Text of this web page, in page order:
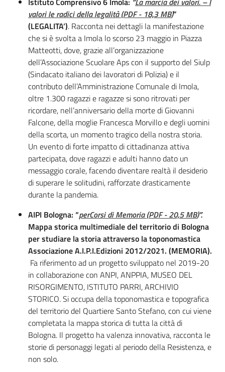
valori le radici della legalità(PDF- 18,3 MB)”
(LEGALITA’). Racconta nei dettagli la manifestazione
che si è svolta a Imola lo scorso 23 maggio in Piazza
Matteotti, dove, grazie all’organizzazione
dell’Associazione Scuolare Aps con il supporto del Siulp
(Sindacato italiano dei lavoratori di Polizia) e il
contributo dell’Amministrazione Comunale di Imola,
oltre 1.300 ragazzi e ragazze si sono ritrovati per
ricordare, nell’anniversario della morte di Giovanni
Falcone, della moglie Francesca Morvillo e degli uomini
della scorta, un momento tragico della nostra storia.
Un evento di forte impatto di cittadinanza attiva
partecipata, dove ragazzi e adulti hanno dato un
messaggio corale, facendo diventare realtà il desiderio
di superare le solitudini, rafforzate drasticamente
durante la pandemia.
AIPI Bologna: “perCorsi di Memoria(PDF- 20,5 MB)”.
Mappa storica multimediale del territorio di Bologna
per studiare la storia attraverso la toponomastica
Associazione A.I.P.I.Edizioni 2012/2021. (MEMORIA).
Fa riferimento ad un progetto sviluppato nel 2019-20
in collaborazione con ANPI, ANPPIA, MUSEO DEL
RISORGIMENTO, ISTITUTO PARRI, ARCHIVIO
STORICO. Si occupa della toponomastica e topografica
del territorio del Quartiere Santo Stefano, con cui viene
completata la mappa storica di tutta la città di
Bologna. Il progetto ha valenza innovativa, racconta le
storie di personaggi legati al periodo della Resistenza, e
non solo.